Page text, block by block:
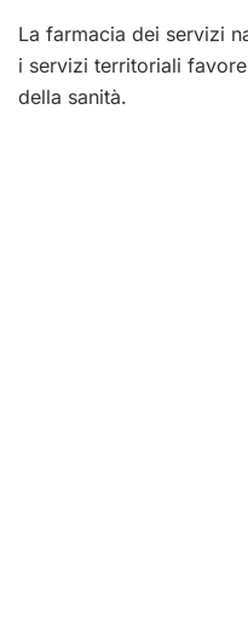
La farmacia dei servizi
i servizi territoriali
della sanità.